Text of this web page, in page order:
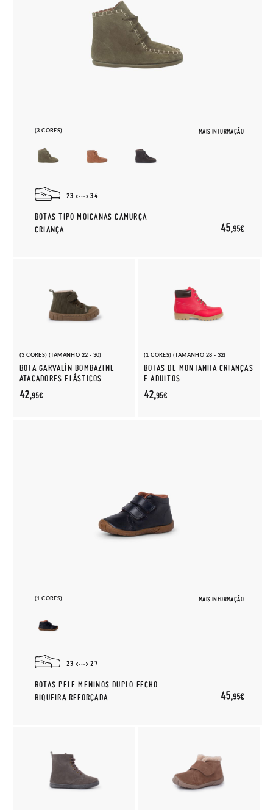
(3 CORES) MAIS INFORMAÇÃO
23 34
BOTAS TIPO MOICANAS CAMURÇA
CRIANÇA
45,95€
(3 CORES) (TAMANHO 22 - 30)
BOTA GARVALÍN BOMBAZINE
ATACADORES ELÁSTICOS
42,95€
(1 CORES) (TAMANHO 28 - 32)
BOTAS DE MONTANHA CRIANÇAS
E ADULTOS
42,95€
(1 CORES) MAIS INFORMAÇÃO
23 27
BOTAS PELE MENINOS DUPLO FECHO
BIQUEIRA REFORÇADA
45,95€